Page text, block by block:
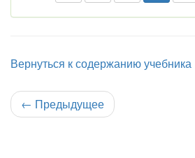
Вернуться к содержанию учебника
← Предыдущее